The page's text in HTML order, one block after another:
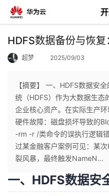
返
个
人
我
HDFS数据备份与恢
超梦 2025/09/03
【摘要】 一、HDFS数据安
统（HDFS）作为大数据生态
企业核心资产。在实际生产环
硬件故障：磁盘损坏导致的
-rm -r /类命令的误执行逻辑
过某金融客户案例可见：某
裂风暴，最终触发NameN...
一、HDFS数据安